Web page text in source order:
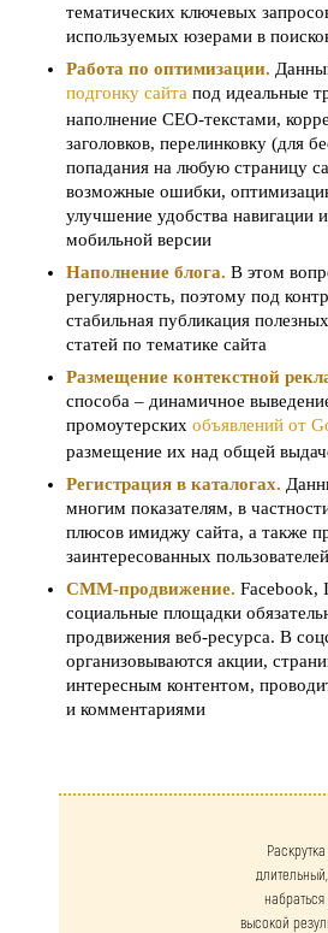
тематических ключевых
используемых юзерами в
Работа по оптимизации.
подгонку сайта под идеальные
наполнение СЕО-текстами,
заголовков, перелинковку (для
попадания на любую страницу
возможные ошибки,
улучшение удобства навигации
мобильной версии
Наполнение блога. В этом
регулярность, поэтому под
стабильная публикация
статей по тематике сайта
Размещение контекстной
способа – динамичное
промоутерских объявлений от
размещение их над общей
Регистрация в каталогах.
многим показателям, в
плюсов имиджу сайта, а также
заинтересованных пользователей
СММ-продвижение. Facebook,
социальные площадки
продвижения веб-ресурса. В
организовываются акции,
интересным контентом,
и комментариями
высокой